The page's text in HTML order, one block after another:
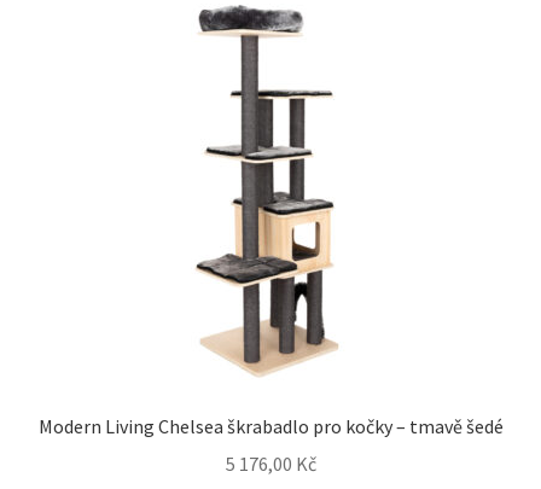
Modern Living Chelsea škrabadlo pro kočky – tmavě šedé
5 176,00 Kč